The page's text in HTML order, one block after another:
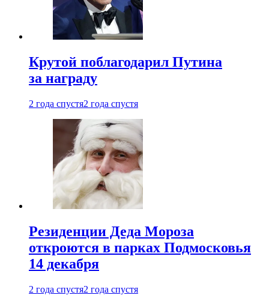
Крутой поблагодарил Путина
за награду
2 года спустя2 года спустя
Резиденции Деда Мороза
откроются в парках Подмосковья
14 декабря
2 года спустя2 года спустя